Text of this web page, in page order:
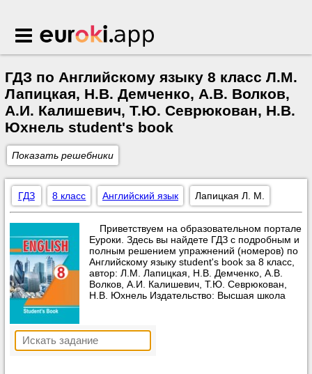
Euroki.app
ГДЗ по Английскому языку 8 класс Л.М.
Лапицкая, Н.В. Демченко, А.В. Волков,
А.И. Калишевич, Т.Ю. Севрюкован, Н.В.
Юхнель student's book
Показать решебники
ГДЗ 8 класс Английский язык Лапицкая Л. М.
Приветствуем на образовательном портале
Еуроки. Здесь вы найдете ГДЗ с подробным и
полным решением упражнений (номеров) по
Английскому языку student's book за 8 класс,
автор: Л.М. Лапицкая, Н.В. Демченко, А.В.
Волков, А.И. Калишевич, Т.Ю. Севрюкован,
Н.В. Юхнель Издательство: Высшая школа